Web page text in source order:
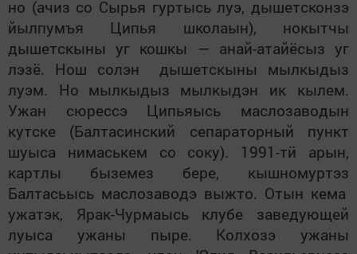
но (ачиз со Сырья гуртысь луэ, дышетсконзэ
йылпумъя Ципья школаын), нокытчы
дышетскыны уг кошкы — анай-атайёсыз уг
лэзё. Нош солэн дышетскыны мылкыдыз
луэм. Но мылкыдыз мылкыдэн ик кылем.
Ужан сюрессэ Ципьяысь маслозаводын
кутске (Балтасинский сепараторный пункт
шуыса нимаськем со соку). 1991-тӥ арын,
картлы быземез бере, кышномуртэз
Балтасьысь маслозаводэ выжто. Отын кема
ужатэк, Ярак-Чурмаысь клубе заведующей
луыса ужаны пыре. Колхозэ ужаны